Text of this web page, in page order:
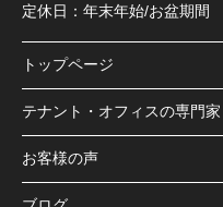
定休日： 年末年始/お盆期間
トップページ
テナント・オフィスの専門家
お客様の声